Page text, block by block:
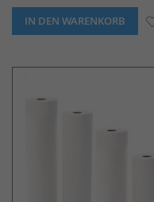
IN DEN WARENKORB